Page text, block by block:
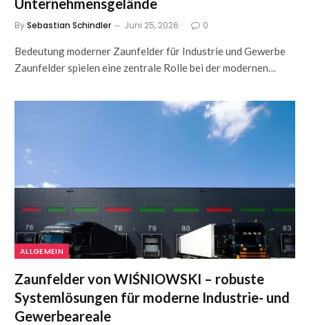
BySebastian Schindler Juni 25, 2026 0
Bedeutung moderner Zaunfelder für Industrie und Gewerbe
Zaunfelder spielen eine zentrale Rolle bei der modernen…
ALLGEMEIN
Zaunfelder von WIŚNIOWSKI – robuste
Systemlösungen für moderne Industrie- und
Gewerbeareale